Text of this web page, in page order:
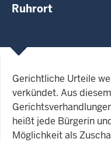
Ruhrort
Gerichtliche Urteile
verkündet. Aus
heißt jede Bürgerin
Möglichkeit als